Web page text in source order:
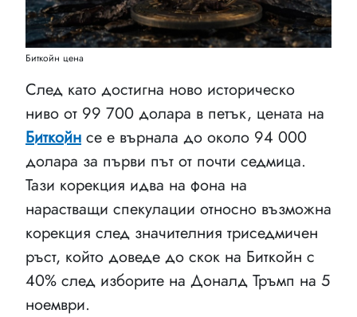
Биткойн цена
След като достигна ново историческо
ниво от 99 700 долара в петък, цената на
Биткойн се е върнала до около 94 000
долара за първи път от почти седмица.
Тази корекция идва на фона на
нарастващи спекулации относно възможна
корекция след значителния триседмичен
ръст, който доведе до скок на Биткойн с
40% след изборите на Доналд Тръмп на 5
ноември.